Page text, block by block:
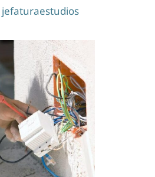
jefaturaestudios